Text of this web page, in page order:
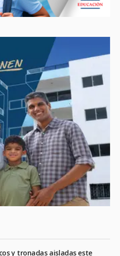
y tronadas aisladas este